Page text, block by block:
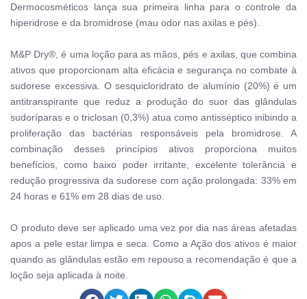
Dermocosméticos lança sua primeira linha para o controle da
hiperidrose e da bromidrose (mau odor nas axilas e pés).
M&P Dry®, é uma loção para as mãos, pés e axilas, que combina
ativos que proporcionam alta eficácia e segurança no combate à
sudorese excessiva. O sesquicloridrato de alumínio (20%) é um
antitranspirante que reduz a produção do suor das glândulas
sudoríparas e o triclosan (0,3%) atua como antisséptico inibindo a
proliferação das bactérias responsáveis pela bromidrose. A
combinação desses princípios ativos proporciona muitos
benefícios, como baixo poder irritante, excelente tolerância e
redução progressiva da sudorese com ação prolongada: 33% em
24 horas e 61% em 28 dias de uso.
O produto deve ser aplicado uma vez por dia nas áreas afetadas
apos a pele estar limpa e seca. Como a Ação dos ativos é maior
quando as glândulas estão em repouso a recomendação é que a
loção seja aplicada à noite.